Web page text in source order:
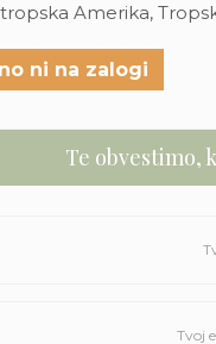
Amerika,
ni na zalogi
Te obvestimo,